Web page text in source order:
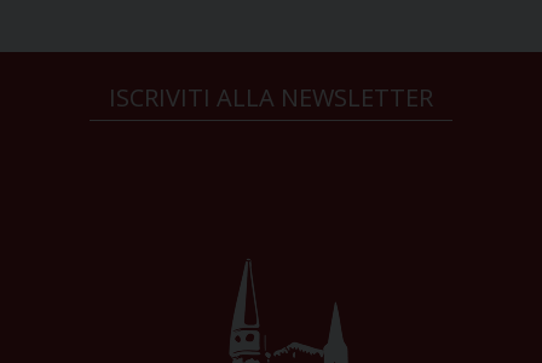
ISCRIVITI ALLA NEWSLETTER